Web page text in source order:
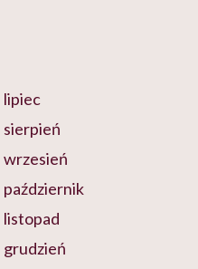
lipiec
sierpień
wrzesień
październik
listopad
grudzień